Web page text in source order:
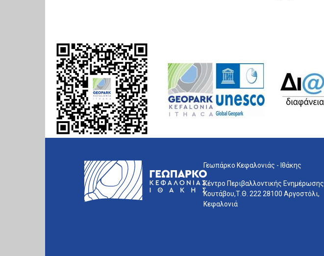
Γεωπάρκο Κεφαλονιάς - Ιθάκης
Κέντρο Περιβαλλοντικής Ενημέρωσης
Κουτάβου,Τ.Θ. 222 28100 Αργοστόλι,
Κεφαλονιά